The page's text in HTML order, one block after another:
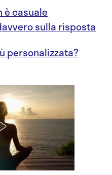
è casuale
sulla risposta
personalizzata?